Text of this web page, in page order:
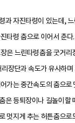
과 자진타령이 있는데,
타령 춤으로 이어서 춘
은 느린타령춤을 굿거리
장단과 속도가 유사하
가는 중간속도의 춤으로
은 등퇴장이나 길놀이할
멋지게 추는 허튼춤으로